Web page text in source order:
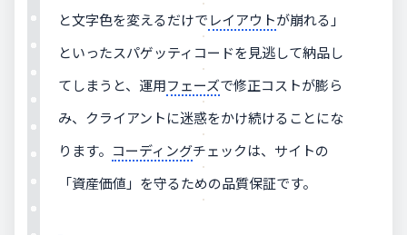
と文字色を変えるだけで レイアウトが崩れる」
といったスパゲッティコードを見逃して納品し
てしまうと、運用フェーズで修正コストが膨ら
み、クライアントに迷惑をかけ続けることにな
ります。 コーディングチェックは、サイトの
「資産価値」を守るための品質保証です。